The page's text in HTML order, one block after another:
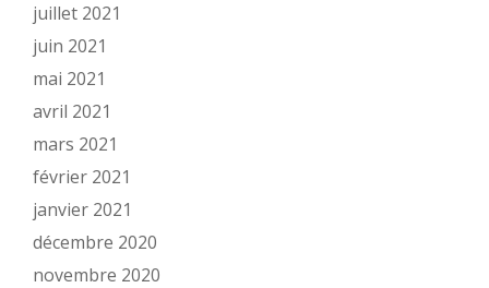
juillet 2021
juin 2021
mai 2021
avril 2021
mars 2021
février 2021
janvier 2021
décembre 2020
novembre 2020